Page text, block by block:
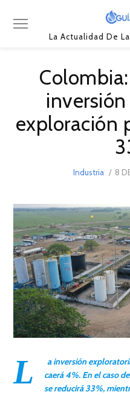
La Actualidad De
exploración
Industria 8
L
a inversión
caerá 4%. En el caso
se reducirá 33%,